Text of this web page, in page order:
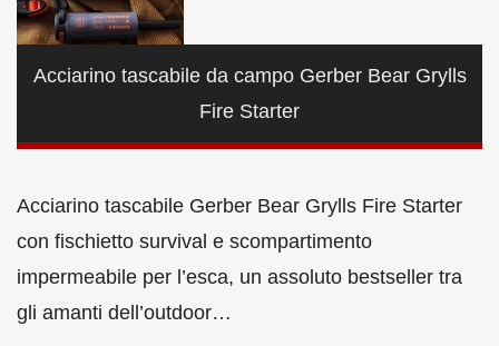
Acciarino tascabile da campo Gerber Bear Grylls
Fire Starter
Acciarino tascabile Gerber Bear Grylls Fire Starter
con fischietto survival e scompartimento
impermeabile per l’esca, un assoluto bestseller tra
gli amanti dell’outdoor…